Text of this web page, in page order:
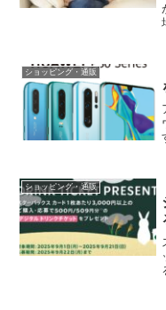
ショッピング・通販
ショッピング・通販